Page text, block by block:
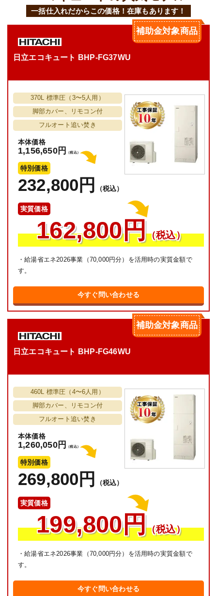
一括仕入れだからこの価格！在庫もあります！
補助金対象商品
日立エコキュート BHP-FG37WU
370L 標準圧（3〜5人用）
脚部カバー、リモコン付
フルオート追い焚き
本体価格
1,156,650円 （税込）
特別価格
232,800円 （税込）
実質価格
162,800円（税込）
・給湯省エネ2026事業（70,000円分）を活用時の実質金額で
す。
今すぐ問い合わせる
補助金対象商品
日立エコキュート BHP-FG46WU
460L 標準圧（4〜6人用）
脚部カバー、リモコン付
フルオート追い焚き
本体価格
1,260,050円 （税込）
特別価格
269,800円 （税込）
実質価格
199,800円（税込）
・給湯省エネ2026事業（70,000円分）を活用時の実質金額で
す。
今すぐ問い合わせる